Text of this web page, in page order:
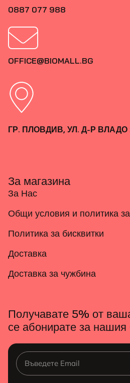
0887 077 988
OFFICE@BIOMALL.BG
ГР. ПЛОВДИВ, УЛ. Д-Р ВЛАДО
За магазина
За Нас
Общи условия и политика за
Политика за бисквитки
Доставка
Доставка за чужбина
Получавате 5% от
се абонирате за